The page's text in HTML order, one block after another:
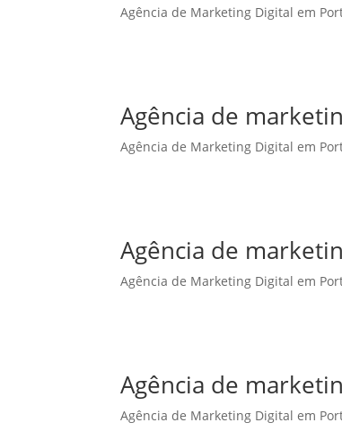
Agência de Marketing Digital em
Agência de
Agência de Marketing Digital em
Agência de
Agência de Marketing Digital em
Agência de
Agência de Marketing Digital em